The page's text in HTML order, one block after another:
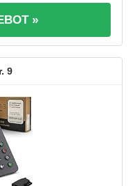
»
9